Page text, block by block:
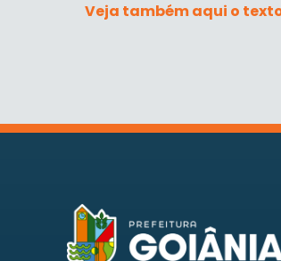
Veja também aqui o